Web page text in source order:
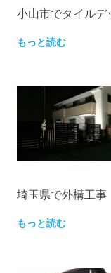
小山市でタイル
もっと読む
埼玉県で外構工
もっと読む